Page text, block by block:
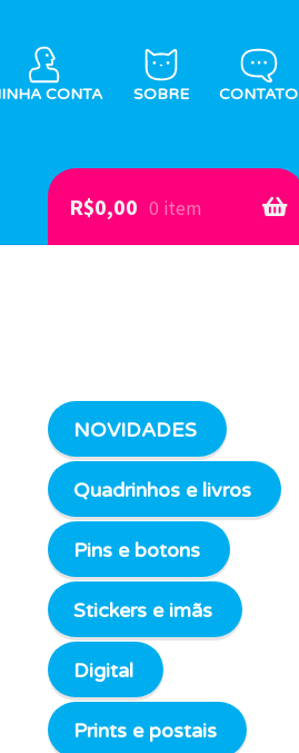
CONTA SOBRE CONTATO
R$0,00 0 item
NOVIDADES
Quadrinhos e livros
Pins e botons
Stickers e imãs
Digital
Prints e postais